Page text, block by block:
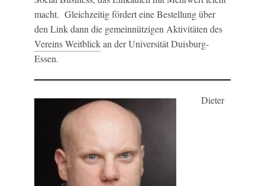
macht. Gleichzeitig fördert eine Bestellung über
den Link dann die gemeinnützigen Aktivitäten des
Vereins Weitblickan der Universität Duisburg-
Essen.
Dieter